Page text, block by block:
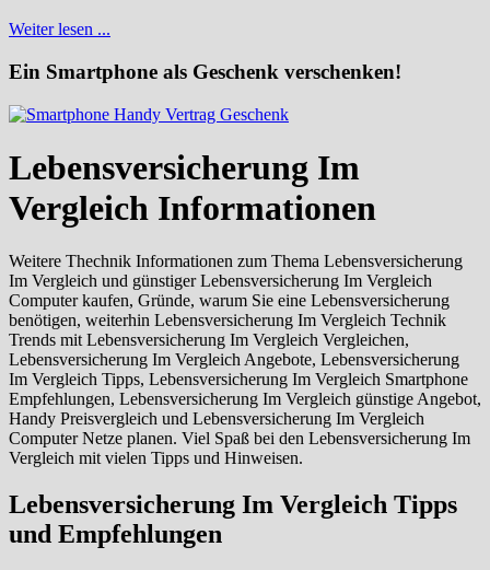
Weiter lesen ...
Ein Smartphone als Geschenk verschenken!
Lebensversicherung Im
Vergleich Informationen
Weitere Thechnik Informationen zum Thema Lebensversicherung
Im Vergleich und günstiger Lebensversicherung Im Vergleich
Computer kaufen, Gründe, warum Sie eine Lebensversicherung
benötigen, weiterhin Lebensversicherung Im Vergleich Technik
Trends mit Lebensversicherung Im Vergleich Vergleichen,
Lebensversicherung Im Vergleich Angebote, Lebensversicherung
Im Vergleich Tipps, Lebensversicherung Im Vergleich Smartphone
Empfehlungen, Lebensversicherung Im Vergleich günstige Angebot,
Handy Preisvergleich und Lebensversicherung Im Vergleich
Computer Netze planen. Viel Spaß bei den Lebensversicherung Im
Vergleich mit vielen Tipps und Hinweisen.
Lebensversicherung Im Vergleich Tipps
und Empfehlungen